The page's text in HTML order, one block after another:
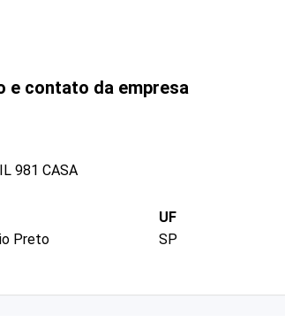
e contato da empresa
981 CASA
Preto
UF
SP